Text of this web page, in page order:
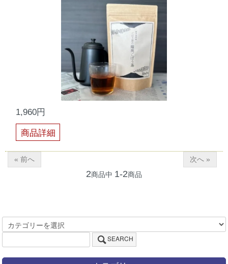
1,960円
商品詳細
« 前へ 次へ »
2商品中 1-2商品
SEARCH